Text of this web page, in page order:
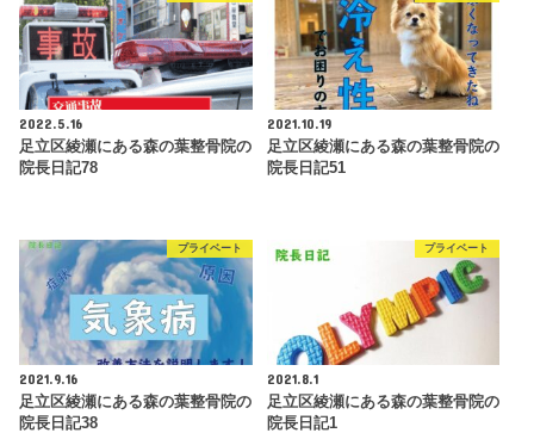
2022.5.16
足立区綾瀬にある森の葉整骨院の
院長日記78
2021.10.19
足立区綾瀬にある森の葉整骨院の
院長日記51
プライベート
2021.9.16
足立区綾瀬にある森の葉整骨院の
院長日記38
プライベート
2021.8.1
足立区綾瀬にある森の葉整骨院の
院長日記1